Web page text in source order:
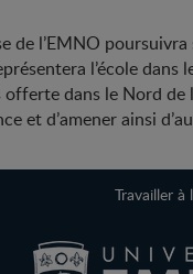
l’EMNO
l’école dans
dans le Nord
et d’amener ainsi
Travailler à